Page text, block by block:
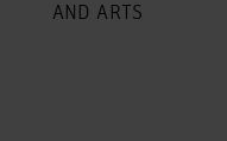
AND ARTS